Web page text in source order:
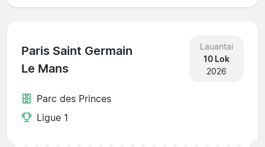
Paris Saint Germain
Le Mans
Lauantai
10 Lok
2026
Parc des Princes
Ligue 1